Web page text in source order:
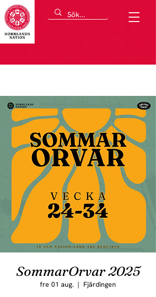
SommarOrvar 2025
fre 01 aug.
  |
Fjärdingen